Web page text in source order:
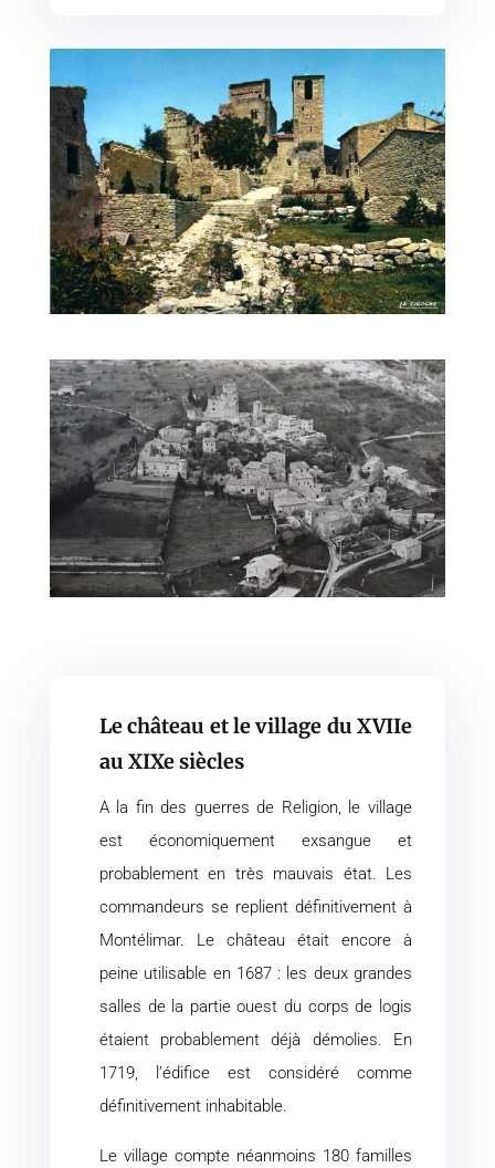
Le château et le village du XVIIe
au XIXe siècles
A la fin des guerres de Religion, le village
est économiquement exsangue et
probablement en très mauvais état. Les
commandeurs se replient définitivement à
Montélimar. Le château était encore à
peine utilisable en 1687 : les deux grandes
salles de la partie ouest du corps de logis
étaient probablement déjà démolies. En
1719, l’édifice est considéré comme
définitivement inhabitable.
Le village compte néanmoins 180 familles